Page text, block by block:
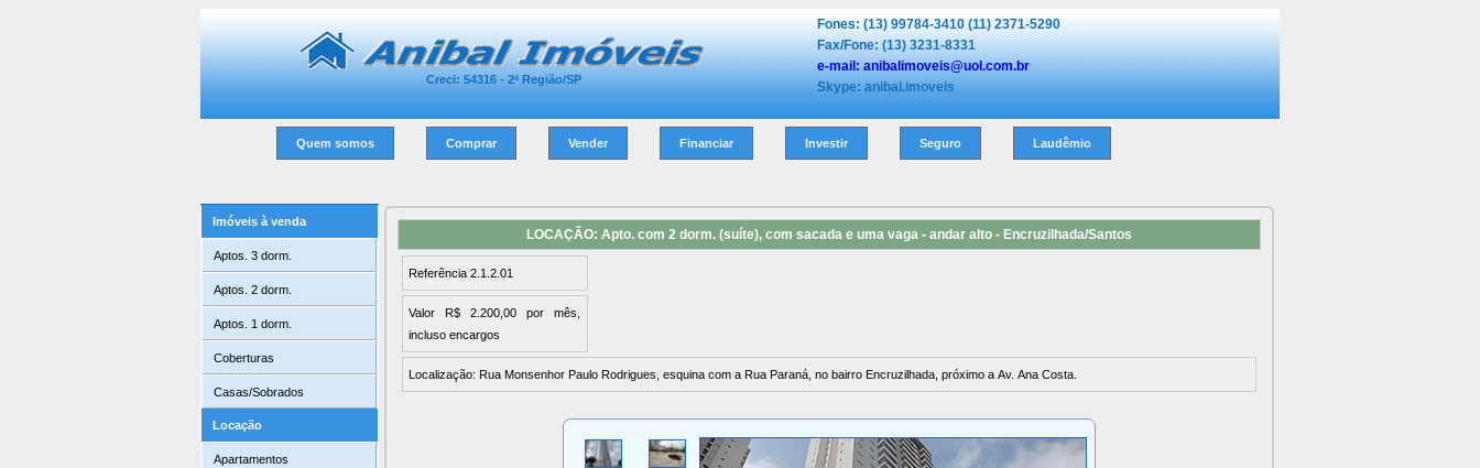
Creci: 54316 - 2ª Região/SP
Fones: (13) 99784-3410 (11) 2371-5290
Fax/Fone: (13) 3231-8331
e-mail: anibalimoveis@uol.com.br
Skype: anibal.imoveis
Quem somos Comprar Vender Financiar Investir Seguro Laudêmio
Imóveis à venda
Aptos. 3 dorm.
Aptos. 2 dorm.
Aptos. 1 dorm.
Coberturas
Casas/Sobrados
Locação
Apartamentos
LOCAÇÃO: Apto. com 2 dorm. (suíte), com sacada e uma vaga - andar alto - Encruzilhada/Santos
Referência 2.1.2.01
Valor R$ 2.200,00 por mês,
incluso encargos
Localização: Rua Monsenhor Paulo Rodrigues, esquina com a Rua Paraná, no bairro Encruzilhada, próximo a Av. Ana Costa.